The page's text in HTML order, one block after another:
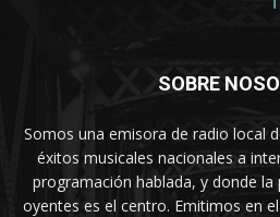
SOBRE
Somos una emisora de radio local
éxitos musicales nacionales a
programación hablada, y donde
oyentes es el centro. Emitimos en